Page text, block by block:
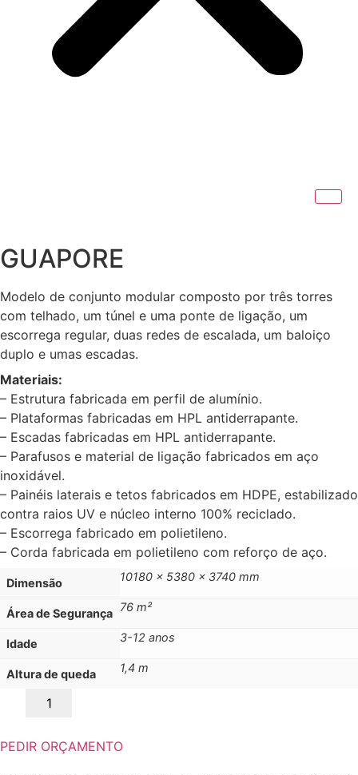
GUAPORE
Modelo de conjunto modular composto por três torres
com telhado, um túnel e uma ponte de ligação, um
escorrega regular, duas redes de escalada, um baloiço
duplo e umas escadas.
Materiais:
– Estrutura fabricada em perfil de alumínio.
– Plataformas fabricadas em HPL antiderrapante.
– Escadas fabricadas em HPL antiderrapante.
– Parafusos e material de ligação fabricados em aço
inoxidável.
– Painéis laterais e tetos fabricados em HDPE, estabilizado
contra raios UV e núcleo interno 100% reciclado.
– Escorrega fabricado em polietileno.
– Corda fabricada em polietileno com reforço de aço.
Dimensão 10180 x 5380 x 3740 mm
Área de Segurança 76 m²
Idade 3-12 anos
Altura de queda 1,4 m
PEDIR ORÇAMENTO